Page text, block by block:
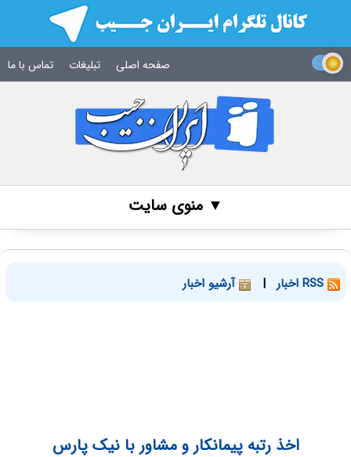
صفحه اصلی تبلیغات تماس با ما
▼ منوی سایت
| آرشیو اخبار
اخذ رتبه پیمانکار و مشاور با نیک پارس